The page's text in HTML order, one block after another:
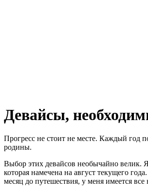
Девайсы,
Прогресс не стоит не месте. Каждый год
родины.
Выбор этих девайсов необычайно велик.
которая намечена на август текущего
месяц до путешествия, у меня имеется все